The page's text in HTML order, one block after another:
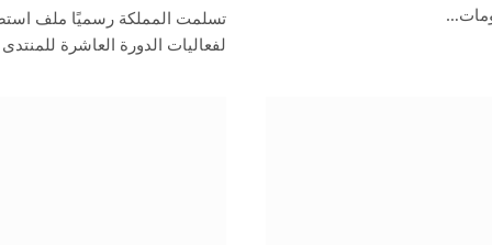
لفعاليات الدورة العاشرة